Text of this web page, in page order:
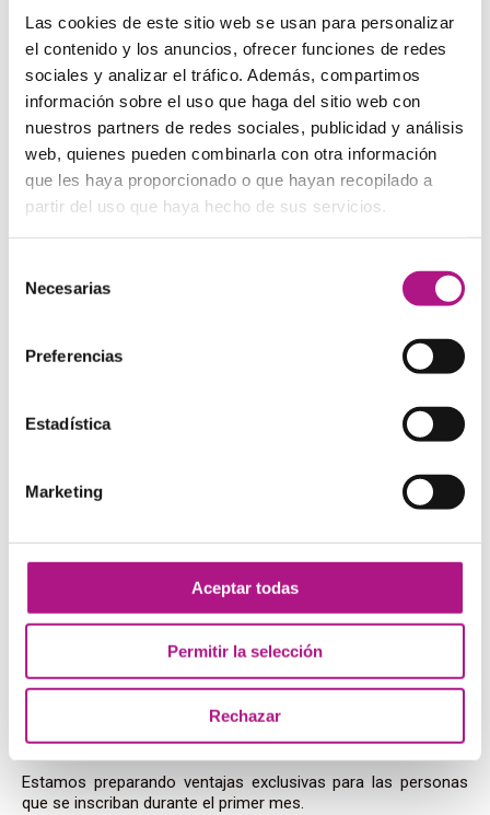
Las cookies de este sitio web se usan para personalizar
el contenido y los anuncios, ofrecer funciones de redes
sociales y analizar el tráfico. Además, compartimos
información sobre el uso que haga del sitio web con
nuestros partners de redes sociales, publicidad y análisis
web, quienes pueden combinarla con otra información
que les haya proporcionado o que hayan recopilado a
partir del uso que haya hecho de sus servicios.
Necesarias
Preferencias
Estadística
Marketing
Aceptar todas
Permitir la selección
Rechazar
te sientas cómodo, motivado y conectado con el ritmo de la
ciudad.
¿Por qué elegir What’s Up!
Tarragona?
Habla inglés desde el primer día
que pierdas el miedo y ganes fluidez.
Clases en grupos pequeños que favorecen la participación y
el seguimiento personalizado con tu English Coach.
Adaptamos el aprendizaje a tu rutina para que puedas
Equipo docente con experiencia, preparado para ayudarte a
una experiencia activa y práctica.
Reserva tu plaza RIGHT
Estamos preparando ventajas exclusivas para las personas
que se inscriban durante el primer mes.